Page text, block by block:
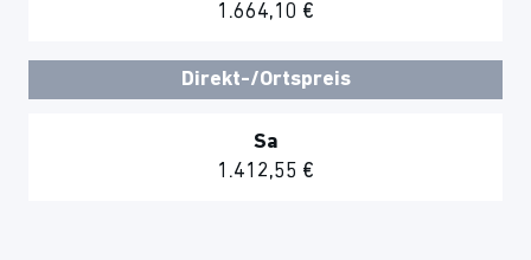
1.664,10 €
Direkt-/Ortspreis
Sa
1.412,55 €